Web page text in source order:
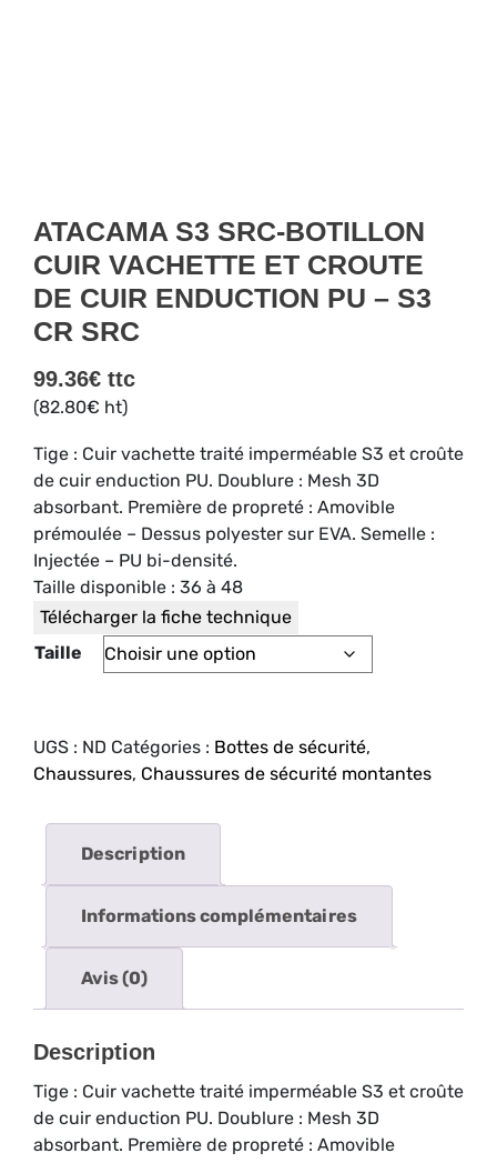
ATACAMA S3 SRC-BOTILLON
CUIR VACHETTE ET CROUTE
DE CUIR ENDUCTION PU – S3
CR SRC
99.36€ ttc
(82.80€ ht)
Tige : Cuir vachette traité imperméable S3 et croûte
de cuir enduction PU. Doublure : Mesh 3D
absorbant. Première de propreté : Amovible
prémoulée – Dessus polyester sur EVA. Semelle :
Injectée – PU bi-densité.
Taille disponible : 36 à 48
Télécharger la fiche technique
Taille
UGS : ND Catégories : Bottes de sécurité,
Chaussures, Chaussures de sécurité montantes
Description
Informations complémentaires
Avis (0)
Description
Tige : Cuir vachette traité imperméable S3 et croûte
de cuir enduction PU. Doublure : Mesh 3D
absorbant. Première de propreté : Amovible